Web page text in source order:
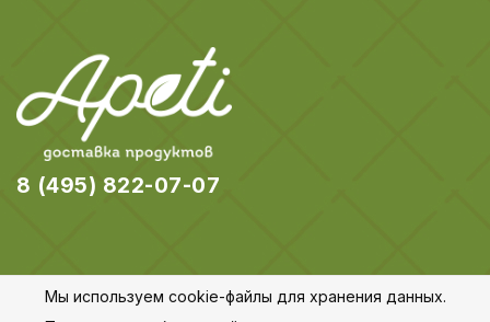
8 (495) 822-07-07
Мы используем cookie-файлы для хранения данных.